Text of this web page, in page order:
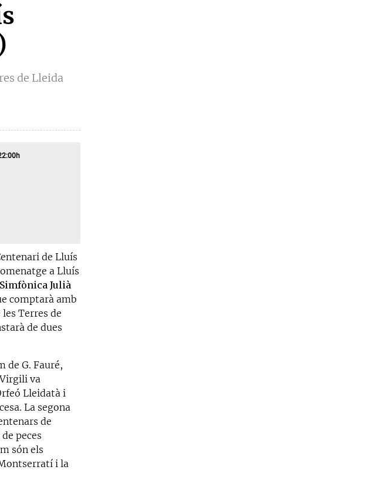
de Lleida
de Lluís
a Lluís
Julià
comptarà amb
Terres de
de dues
de G. Fauré,
va
Lleidatà i
La segona
de
peces
són els
i la